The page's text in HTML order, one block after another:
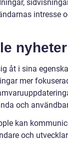
intresse
nyheter
åt i sina
mer
och
kan
och